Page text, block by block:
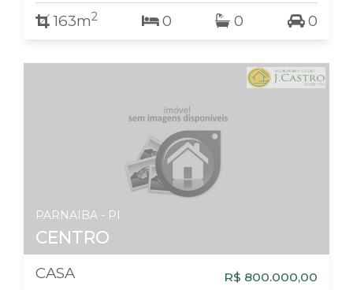
163m2 0 0 0
PARNAIBA - PI
CENTRO
CASA R$ 800.000,00